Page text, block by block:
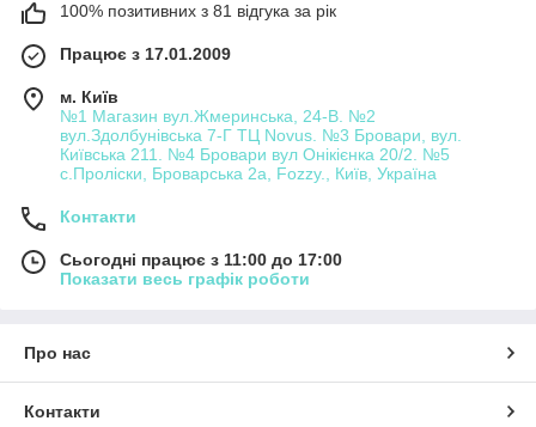
100% позитивних з 81 відгука за рік
Працює з 17.01.2009
м. Київ
№1 Магазин вул.Жмеринська, 24-В. №2
вул.Здолбунівська 7-Г ТЦ Novus. №3 Бровари, вул.
Київська 211. №4 Бровари вул Онікієнка 20/2. №5
с.Проліски, Броварська 2а, Fozzy., Київ, Україна
Контакти
Сьогодні працює з 11:00 до 17:00
Показати весь графік роботи
Про нас
Контакти